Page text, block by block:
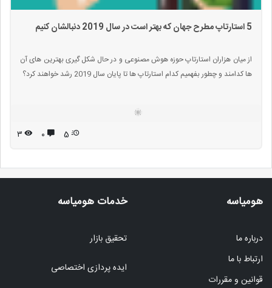
5 استارتاپ مطرح جهان که بهتر است در سال 2019 دنبالشان کنیم
از میان هزاران استارتاپ حوزه هوش مصنوعی و در حال شکل گیری بهترین های آن
ها کدامند و چطور بفهمیم کدام استارتاپ ها تا پایان سال 2019 رشد خواهند کرد؟
5 ۰ ۳
هومیاسه
درباره ما
ارتباط با ما
قوانین و مقررات
خدمات هومیاسه
تحقیق بازار
ایده پردازی اختصاصی